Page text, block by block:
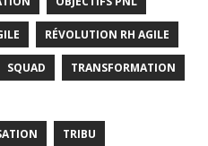
RÉVOLUTION RH AGILE
SQUAD TRANSFORMATION
TRIBU